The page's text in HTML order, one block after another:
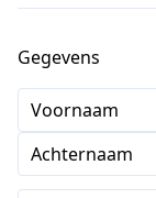
Gegevens
Voornaam
Achternaam